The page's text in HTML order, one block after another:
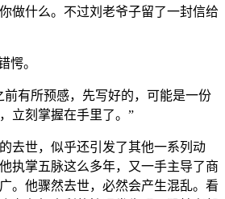
做什么。不过刘老爷子留了一封信给
愕。
前有所预感，先写好的，可能是一份
立刻掌握在手里了。”
去世，似乎还引发了其他一系列动
执掌五脉这么多年，又一手主导了商
。他骤然去世，必然会产生混乱。看